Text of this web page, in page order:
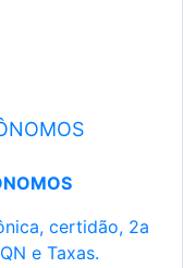
certidão, 2a
e Taxas.